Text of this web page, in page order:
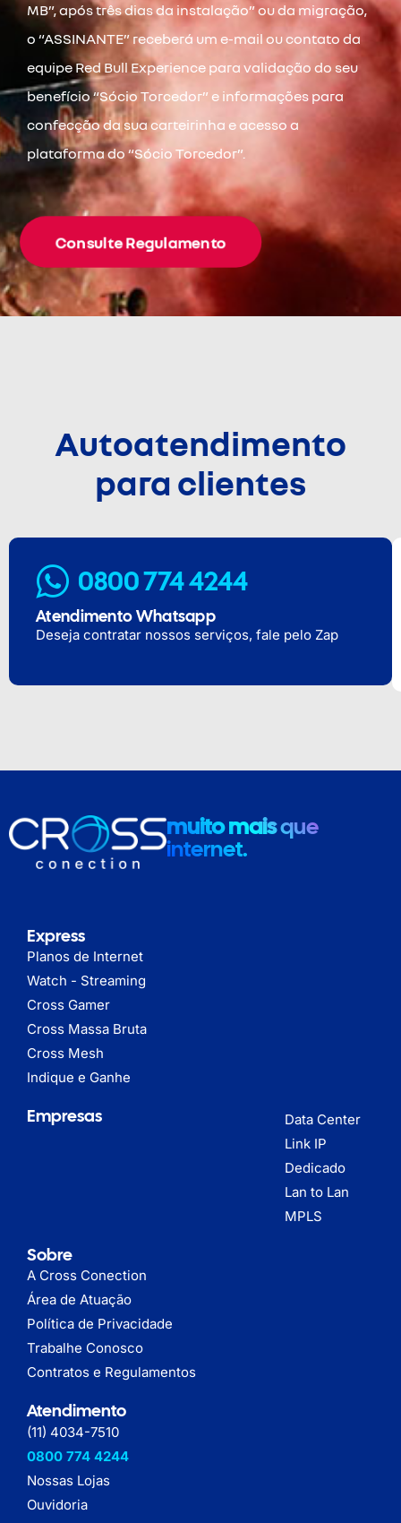
MB”, após três dias da instalação” ou da migração,
o “ASSINANTE” receberá um e-mail ou contato da
equipe Red Bull Experience para validação do seu
benefício “Sócio Torcedor” e informações para
confecção da sua carteirinha e acesso a
plataforma do “Sócio Torcedor”.
Consulte Regulamento
Autoatendimento
para clientes
0800 774 4244
Atendimento Whatsapp
Deseja contratar nossos serviços, fale pelo Zap
muito maisque
internet.
Express
Planos de Internet
Watch - Streaming
Cross Gamer
Cross Massa Bruta
Cross Mesh
Indique e Ganhe
Empresas
Data Center
Link IP
Dedicado
Lan to Lan
MPLS
Sobre
A Cross Conection
Área de Atuação
Política de Privacidade
Trabalhe Conosco
Contratos e Regulamentos
Atendimento
(11) 4034-7510
0800 774 4244
Nossas Lojas
Ouvidoria